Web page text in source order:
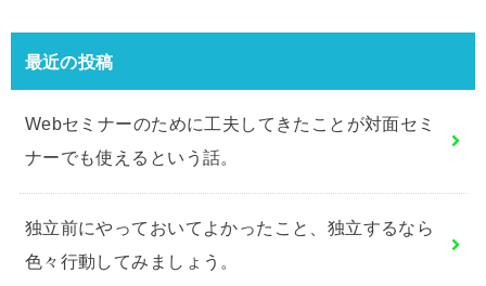
最近の投稿
Webセミナーのために工夫してきたことが対面セミ
ナーでも使えるという話。
独立前にやっておいてよかったこと、独立するなら
色々行動してみましょう。